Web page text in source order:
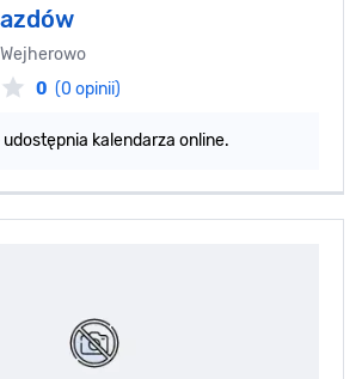
0 (0 opinii)
kalendarza online.